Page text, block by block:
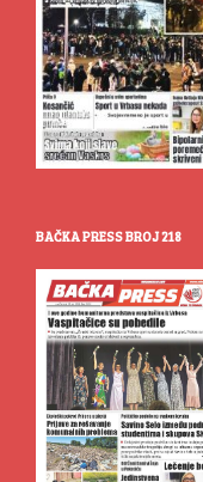
BAČKA PRESS BROJ 218